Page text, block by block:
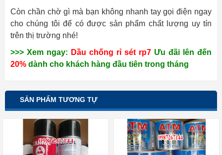
Còn chần chờ gì mà bạn không nhanh tay gọi điện ngay
cho chúng tôi để có được sản phẩm chất lượng uy tín
trên thị trường nhé!
>>> Xem ngay: Dầu chống rỉ sét rp7 Ưu đãi lên đến
20% dành cho khách hàng đầu tiên trong tháng
SẢN PHẨM TƯƠNG TỰ